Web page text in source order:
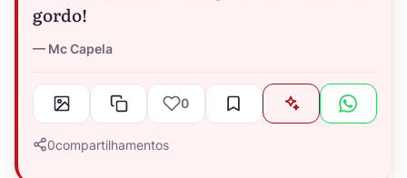
gordo!
Mc Capela
0
0compartilhamentos